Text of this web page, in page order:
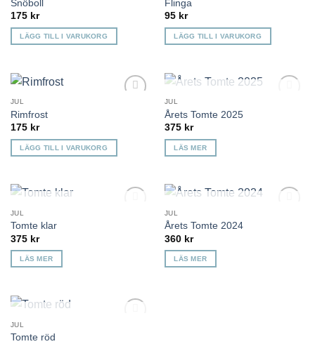
Snöboll
175 kr
LÄGG TILL I VARUKORG
Flinga
95 kr
LÄGG TILL I VARUKORG
JUL
Rimfrost
175 kr
LÄGG TILL I VARUKORG
JUL
Årets Tomte 2025
375 kr
LÄS MER
JUL
Tomte klar
375 kr
LÄS MER
JUL
Årets Tomte 2024
360 kr
LÄS MER
JUL
Tomte röd